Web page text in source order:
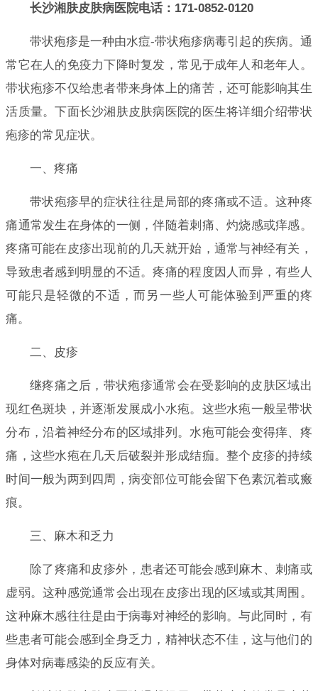
长沙湘肤皮肤病医院电话：171-0852-0120
带状疱疹是一种由水痘-带状疱疹病毒引起的疾病。通
常它在人的免疫力下降时复发，常见于成年人和老年人。
带状疱疹不仅给患者带来身体上的痛苦，还可能影响其生
活质量。下面长沙湘肤皮肤病医院的医生将详细介绍带状
疱疹的常见症状。
一、疼痛
带状疱疹早的症状往往是局部的疼痛或不适。这种疼
痛通常发生在身体的一侧，伴随着刺痛、灼烧感或痒感。
疼痛可能在皮疹出现前的几天就开始，通常与神经有关，
导致患者感到明显的不适。疼痛的程度因人而异，有些人
可能只是轻微的不适，而另一些人可能体验到严重的疼
痛。
二、皮疹
继疼痛之后，带状疱疹通常会在受影响的皮肤区域出
现红色斑块，并逐渐发展成小水疱。这些水疱一般呈带状
分布，沿着神经分布的区域排列。水疱可能会变得痒、疼
痛，这些水疱在几天后破裂并形成结痂。整个皮疹的持续
时间一般为两到四周，病变部位可能会留下色素沉着或瘢
痕。
三、麻木和乏力
除了疼痛和皮疹外，患者还可能会感到麻木、刺痛或
虚弱。这种感觉通常会出现在皮疹出现的区域或其周围。
这种麻木感往往是由于病毒对神经的影响。与此同时，有
些患者可能会感到全身乏力，精神状态不佳，这与他们的
身体对病毒感染的反应有关。